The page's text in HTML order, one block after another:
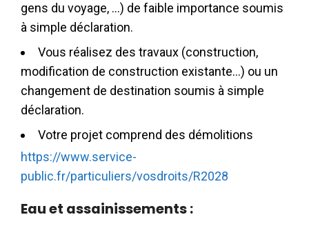
gens du voyage, …) de faible importance soumis
à simple déclaration.
Vous réalisez des travaux (construction,
modification de construction existante…) ou un
changement de destination soumis à simple
déclaration.
Votre projet comprend des démolitions
https://www.service-
public.fr/particuliers/vosdroits/R2028
Eau et assainissements :